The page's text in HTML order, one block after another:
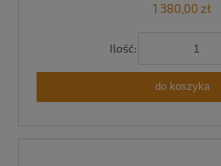
1 380,00 zł
Ilość:
do koszyka